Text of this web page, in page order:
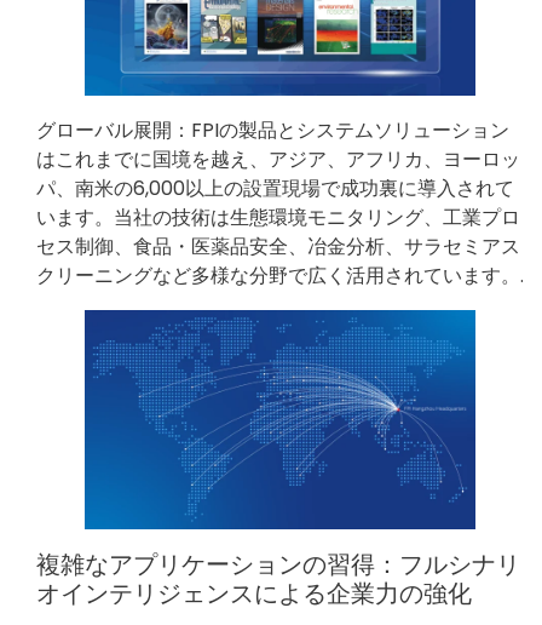
グローバル展開：FPIの製品とシステムソリューション
はこれまでに国境を越え、アジア、アフリカ、ヨーロッ
パ、南米の6,000以上の設置現場で成功裏に導入されて
います。当社の技術は生態環境モニタリング、工業プロ
セス制御、食品・医薬品安全、冶金分析、サラセミアス
クリーニングなど多様な分野で広く活用されています。.
複雑なアプリケーションの習得：フルシナリ
オインテリジェンスによる企業力の強化